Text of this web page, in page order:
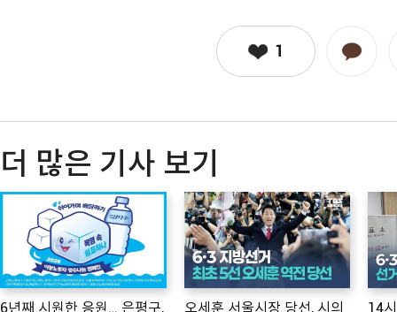
1
더 많은 기사 보기
6년째 시원한 응원… 은평구,
오세훈 서울시장 당선, 시의
14